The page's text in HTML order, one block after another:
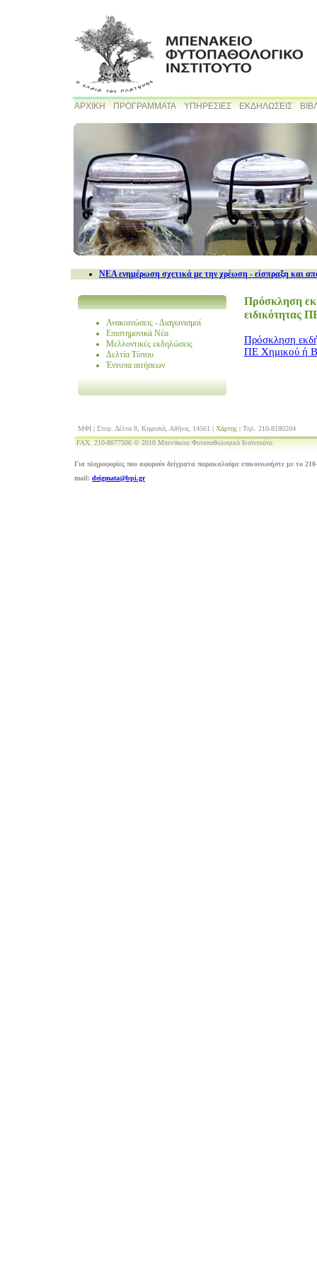
ΑΡΧΙΚΗ ΠΡΟΓΡΑΜΜΑΤΑ ΥΠΗΡΕΣΙΕΣ ΕΚΔΗΛΩΣΕΙΣ
NEA ενημέρωση σχετικά με την χρέωση - είσπραξη και
Ανακοινώσεις - Διαγωνισμοί
Επιστημονικά Νέα
Μελλοντικές εκδηλώσεις
Δελτία Τύπου
Έντυπα αιτήσεων
Πρόσκληση
ειδικότητας
Πρόσκληση
ΠΕ Χημικού ή
ΜΦΙ | Στεφ. Δέλτα 8, Κηφισιά, Αθήνα, 14561 | Χάρτης | Τηλ. 210-8180204
FAX. 210-8077506 © 2010 Μπενάκειο Φυτοπαθολογικό Ινστιτούτο
Για πληροφορίες που αφορούν δείγματα παρακαλούμε επικοινωνήστε με το
mail: deigmata@bpi.gr